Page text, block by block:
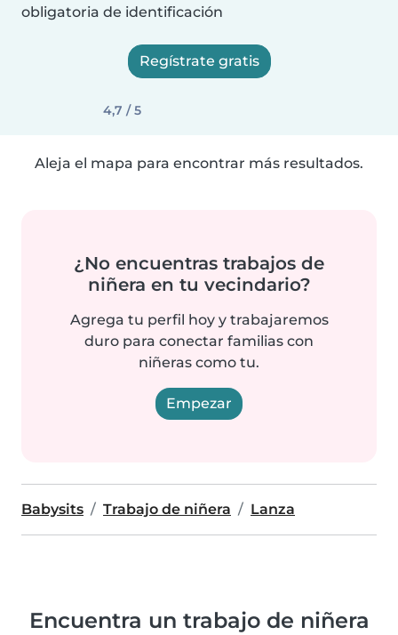
obligatoria de identificación
Regístrate gratis
4,7 / 5
Aleja el mapa para encontrar más resultados.
¿No encuentras trabajos de
niñera en tu vecindario?
Agrega tu perfil hoy y trabajaremos
duro para conectar familias con
niñeras como tu.
Empezar
Babysits Trabajo de niñera Lanza
Encuentra un trabajo de niñera